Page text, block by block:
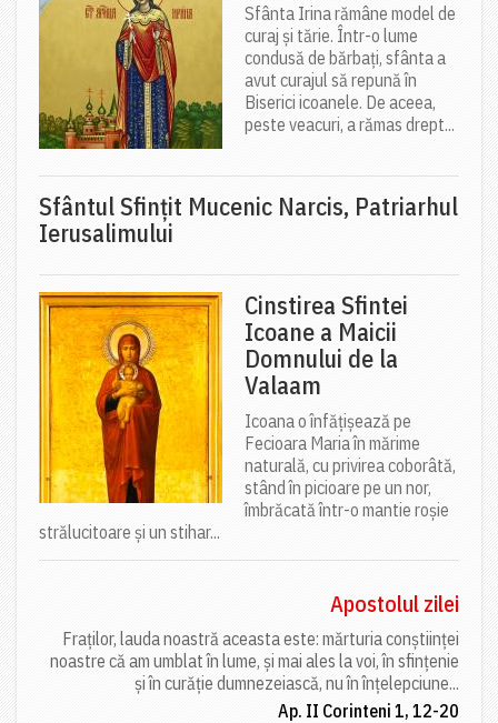
Sfânta Irina rămâne model de
curaj și tărie. Într-o lume
condusă de bărbați, sfânta a
avut curajul să repună în
Biserici icoanele. De aceea,
peste veacuri, a rămas drept...
Sfântul Sfinţit Mucenic Narcis, Patriarhul
Ierusalimului
Cinstirea Sfintei
Icoane a Maicii
Domnului de la
Valaam
Icoana o înfățișează pe
Fecioara Maria în mărime
naturală, cu privirea coborâtă,
stând în picioare pe un nor,
îmbrăcată într-o mantie roșie
strălucitoare și un stihar...
Apostolul zilei
Fraților, lauda noastră aceasta este: mărturia conștiinței
noastre că am umblat în lume, și mai ales la voi, în sfințenie
și în curăție dumnezeiască, nu în înțelepciune...
Ap. II Corinteni 1, 12-20